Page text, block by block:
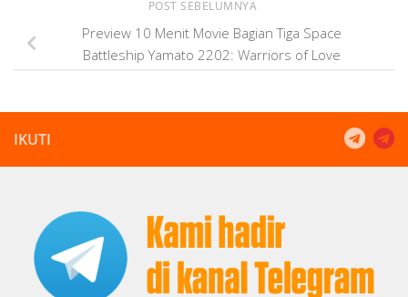
POST SEBELUMNYA
Preview 10 Menit Movie Bagian Tiga Space
Battleship Yamato 2202: Warriors of Love
IKUTI